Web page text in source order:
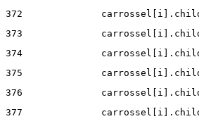
372
373
374
375
376
377